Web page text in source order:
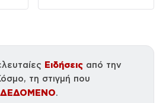
Ειδήσεις από την
τη στιγμή που
ΔΕΔΟΜΕΝΟ.